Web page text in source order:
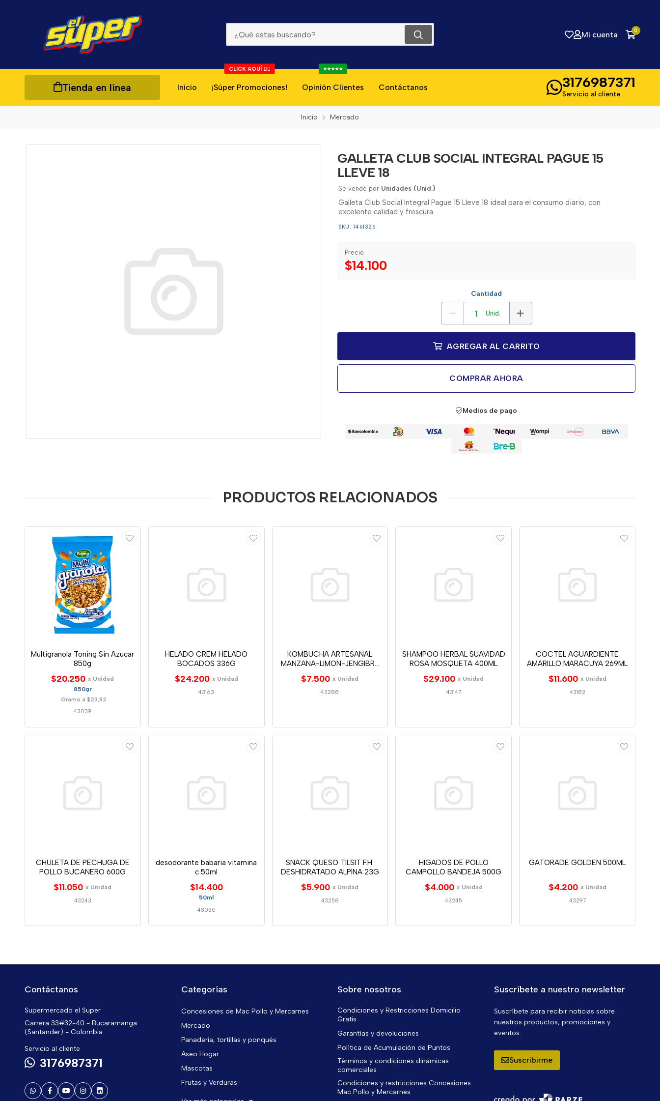
Mi cuenta 0
Tienda en línea Inicio ¡Súper Promociones!
CLICK AQUÍ 👇🏻
Opinión Clientes
⭐⭐⭐⭐⭐
Contáctanos 3176987371
Servicio al cliente
Inicio Mercado
GALLETA CLUB SOCIAL INTEGRAL PAGUE 15
LLEVE 18
Se vende por Unidades (Unid.)
Galleta Club Social Integral Pague 15 Lleve 18 ideal para el consumo diario, con
excelente calidad y frescura.
SKU: 1461326
Precio
$14.100
Cantidad
Unid.
AGREGAR AL CARRITO
COMPRAR AHORA
Medios de pago
PRODUCTOS RELACIONADOS
Multigranola Toning Sin Azucar
850g
$20.250 x Unidad
850gr
Gramo a $23,82
43039
HELADO CREM HELADO
BOCADOS 336G
$24.200 x Unidad
43163
KOMBUCHA ARTESANAL
MANZANA-LIMON-JENGIBRE
$7.500 x Unidad
43288
SHAMPOO HERBAL SUAVIDAD
ROSA MOSQUETA 400ML
$29.100 x Unidad
43147
COCTEL AGUARDIENTE
AMARILLO MARACUYA 269ML
$11.600 x Unidad
43182
CHULETA DE PECHUGA DE
POLLO BUCANERO 600G
$11.050 x Unidad
43243
desodorante babaria vitamina
c 50ml
$14.400
50ml
43030
SNACK QUESO TILSIT F.H.
DESHIDRATADO ALPINA 23G
$5.900 x Unidad
43258
HIGADOS DE POLLO
CAMPOLLO BANDEJA 500G
$4.000 x Unidad
43245
GATORADE GOLDEN 500ML
$4.200 x Unidad
43297
Contáctanos
Supermercado el Super
Carrera 33#32-40 - Bucaramanga
(Santander) - Colombia
Servicio al cliente
3176987371
Categorías
Concesiones de Mac Pollo y Mercarnes
Mercado
Panaderia, tortillas y ponqués
Aseo Hogar
Mascotas
Frutas y Verduras
Sobre nosotros
Condiciones y Restricciones Domicilio
Gratis
Garantías y devoluciones
Política de Acumulación de Puntos
Términos y condiciones dinámicas
comerciales
Condiciones y restricciones Concesiones
Mac Pollo y Mercarnes
Suscríbete a nuestro newsletter
Suscríbete para recibir noticias sobre
nuestros productos, promociones y
eventos.
Suscribirme